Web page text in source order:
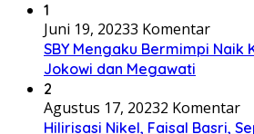
1
Juni 19, 20233 Komentar
SBY Mengaku Bermimpi Naik
Jokowi dan Megawati
2
Agustus 17, 20232 Komentar
Hilirisasi Nikel, Faisal Basri,